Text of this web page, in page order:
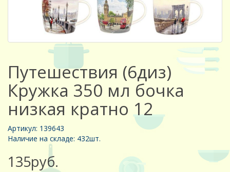
Путешествия (6диз)
Кружка 350 мл бочка
низкая кратно 12
Артикул: 139643
Наличие на складе: 432шт.
135руб.